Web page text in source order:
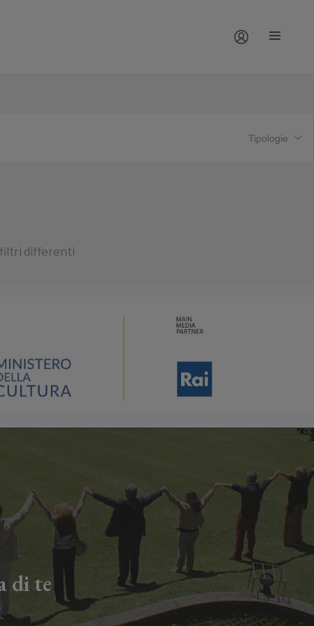
Tipologie
filtri differenti
di te